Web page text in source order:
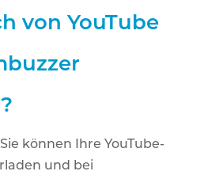
von YouTube
können Ihre YouTube-
und bei